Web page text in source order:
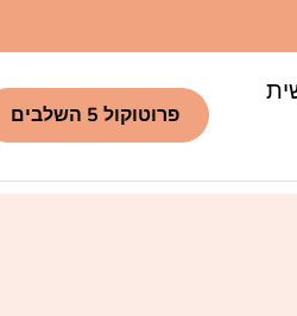
פרוטוקול 5 השלבים